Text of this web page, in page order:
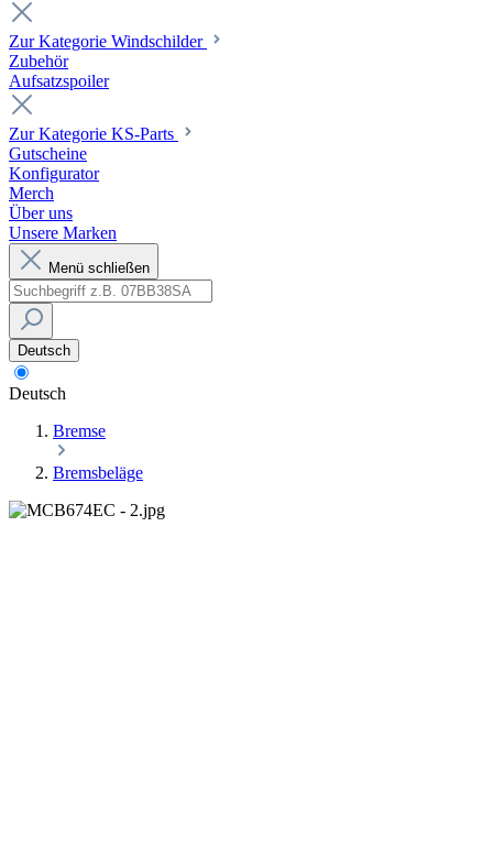
Zur Kategorie Windschilder
Zubehör
Aufsatzspoiler
Zur Kategorie KS-Parts
Gutscheine
Konfigurator
Merch
Über uns
Unsere Marken
Menü schließen
Deutsch
Deutsch
Bremse
Bremsbeläge